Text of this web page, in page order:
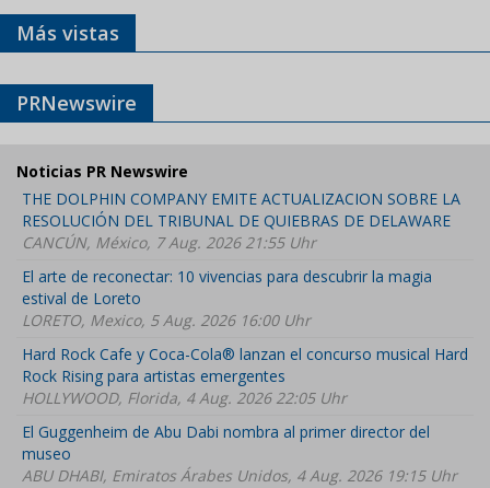
Más vistas
PRNewswire
Noticias PR Newswire
THE DOLPHIN COMPANY EMITE ACTUALIZACION SOBRE LA
RESOLUCIÓN DEL TRIBUNAL DE QUIEBRAS DE DELAWARE
CANCÚN, México, 7 Aug. 2026 21:55 Uhr
El arte de reconectar: 10 vivencias para descubrir la magia
estival de Loreto
LORETO, Mexico, 5 Aug. 2026 16:00 Uhr
Hard Rock Cafe y Coca-Cola® lanzan el concurso musical Hard
Rock Rising para artistas emergentes
HOLLYWOOD, Florida, 4 Aug. 2026 22:05 Uhr
El Guggenheim de Abu Dabi nombra al primer director del
museo
ABU DHABI, Emiratos Árabes Unidos, 4 Aug. 2026 19:15 Uhr